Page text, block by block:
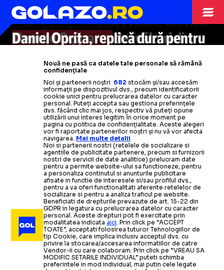
GEORGE OGARARU
performanță de top la cel mai mare
turneu internațional: „Un mare
câștig”
Citește mai mult
dat pe o sumă infimă a fost
convocat la națională: „De asta îi
place lui Hagi”
Citește mai mult
NECLINTIT
VIDEO.Ce au făcut în momentul în
mers să salute galeria FCSB
Citește mai mult
George Ogăraru dezvăluie tactica
pe care o va folosi Olăroiu în
– Rapid
Citește mai mult
DE LA PSV”
Fostul jucător al lui Ajax
„Toți se așteptau la altceva”
Citește mai mult
INCERT
George Ogăraru,dezvăluiri din
întâmplă la club”
Citește mai mult
STEAUA
Daniel Oprița, replică dură pentru
ascunde”
Citește mai mult
SUPERLIGA
ÎNTREBAT DE LOUIS MUNTEANU” O fostă
câștigătoare deChampions Leaguea vrutsă-l
transfere pe atacantul de la CFR Cluj
SUPERLIGA 05.09.2025
MUTARE-SURPRIZĂ LA DINAMO Fundașul comparat
de Ogăraru cuMatthijs de Ligta semnat cu „câinii”
21.06.2025
„ĂSTA ESTE ROSTUL
STELEI”
NATIONALA 20.06.2025
REMARCAT DE
OGĂRARU
Fostul internațional român laudă
Nouă ne pasă ca datele tale personale să rămână
confidențiale
Noi și partenerii noștri 682 stocăm și/sau accesăm
informații pe dispozitivul dvs., precum identificatorii
cookie unici pentru prelucrarea datelor cu caracter
personal. Puteți accepta sau gestiona preferințele
dvs. făcând clic mai jos, respectiv vă puteți opune
utilizării unui interes legitim în orice moment pe
pagina cu politica de confidențialitate. Aceste alegeri
vor fi raportate partenerilor noștri și nu vă vor afecta
navigarea. Mai multe detalii
Noi si partenerii nostri (retelele de socializare si
agentiile de publicitate partenere, precum si furnizorii
nostri de servicii de date analitice) prelucram date
pentru a permite website-ului sa functioneze, pentru
a personaliza continutul si anunturile publicitare
afisate in functie de interesele si/sau profilul dvs.,
pentru a va oferi functionalitati aferente retelelor de
socializare si pentru a analiza traficul pe website.
Beneficiati de drepturile prevazute de art. 15-22 din
GDPR in legatura cu prelucrarea datelor cu caracter
personal. Aceste drepturi pot fi exercitate prin
modalitatea indicataaici . Prin click pe “ACCEPT
TOATE”, acceptati folosirea tuturor Tehnologiilor de
tip Cookie, care implica inclusiv acceptul dvs. cu
privire la stocarea/accesarea informatiilor de catre
Vendor-ii cu care colaboram. Prin click pe “VREAU SA
MODIFIC SETARILE INDIVIDUAL” puteti schimba
preferintele in mod individual, mai putin cele legate